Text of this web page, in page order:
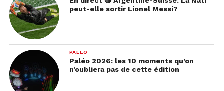
peut-elle sortir Lionel Messi?
PALÉO
Paléo 2026: les 10 moments qu’on
n’oubliera pas de cette édition